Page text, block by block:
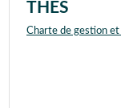
THÉS
Charte de gestion